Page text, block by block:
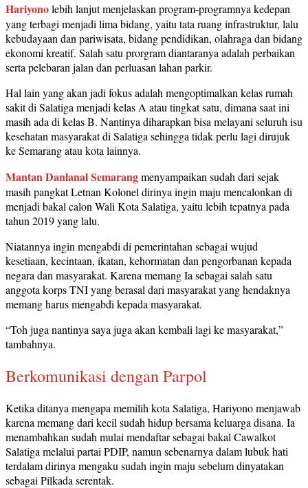
Hariyonolebih lanjut menjelaskan program-programnya kedepan
yang terbagi menjadi lima bidang, yaitu tata ruang infrastruktur, lalu
kebudayaan dan pariwisata, bidang pendidikan, olahraga dan bidang
ekonomi kreatif. Salah satu prorgram diantaranya adalah perbaikan
serta pelebaran jalan dan perluasan lahan parkir.
Hal lain yang akan jadi fokus adalah mengoptimalkan kelas rumah
sakit di Salatiga menjadi kelas A atau tingkat satu, dimana saat ini
masih ada di kelas B. Nantinya diharapkan bisa melayani seluruh isu
kesehatan masyarakat di Salatiga sehingga tidak perlu lagi dirujuk
ke Semarang atau kota lainnya.
Mantan Danlanal Semarangmenyampaikan sudah dari sejak
masih pangkat Letnan Kolonel dirinya ingin maju mencalonkan di
menjadi bakal calon Wali Kota Salatiga, yaitu lebih tepatnya pada
tahun 2019 yang lalu.
Niatannya ingin mengabdi di pemerintahan sebagai wujud
kesetiaan, kecintaan, ikatan, kehormatan dan pengorbanan kepada
negara dan masyarakat. Karena memang Ia sebagai salah satu
anggota korps TNI yang berasal dari masyarakat yang hendaknya
memang harus mengabdi kepada masyarakat.
“Toh juga nantinya saya juga akan kembali lagi ke masyarakat,”
tambahnya.
Berkomunikasi dengan Parpol
Ketika ditanya mengapa memilih kota Salatiga, Hariyono menjawab
karena memang dari kecil sudah hidup bersama keluarga disana. Ia
menambahkan sudah mulai mendaftar sebagai bakal Cawalkot
Salatiga melalui partai PDIP, namun sebenarnya dalam lubuk hati
terdalam dirinya mengaku sudah ingin maju sebelum dinyatakan
sebagai Pilkada serentak.